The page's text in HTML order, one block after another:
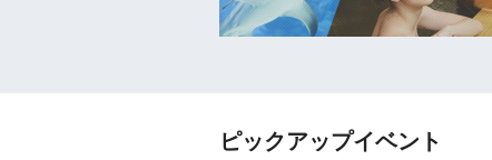
ピックアップイベント